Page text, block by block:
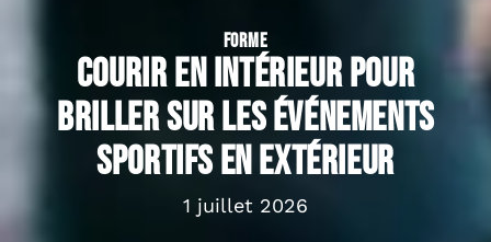
FORME
Courir en intérieur pour
briller sur les événements
sportifs en extérieur
1 juillet 2026